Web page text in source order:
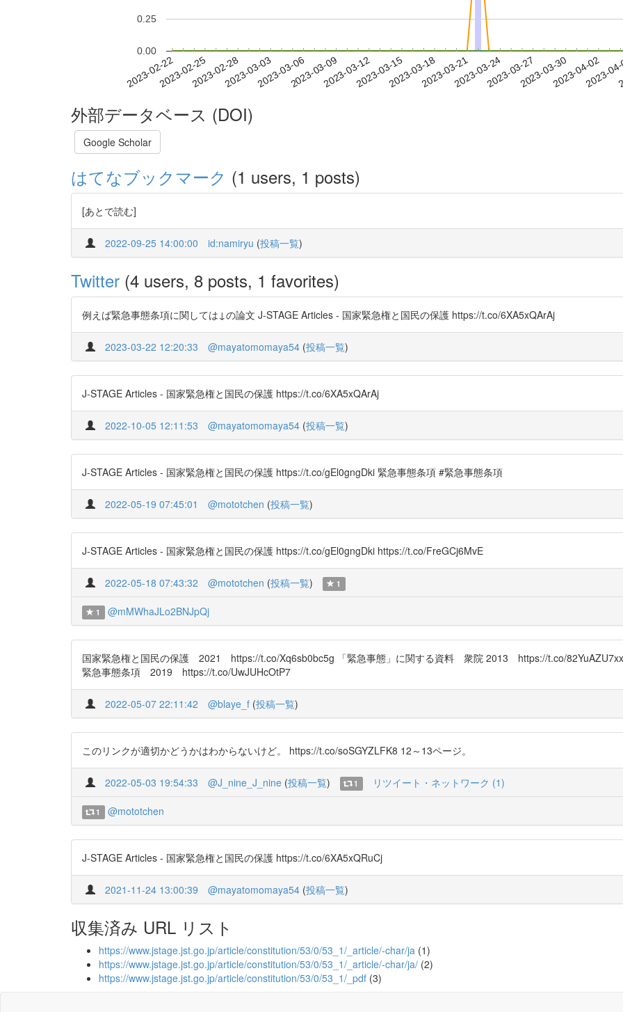
2023-02-222023-02-252023-02-282023-03-032023-03-062023-03-092023-03-122023-03-152023-03-182023-03-212023-03-242023-03-272023-03-302023-04-02
2023-
0.00
0.25
外部データベース (DOI)
Google Scholar
はてなブックマーク (1 users, 1 posts)
[あとで読む]
2022-09-25 14:00:00 id:namiryu (投稿一覧)
Twitter (4 users, 8 posts, 1 favorites)
例えば緊急事態条項に関しては↓の論文 J-STAGE Articles - 国家緊急権と国民の保護 https://t.co/6XA5xQArAj
2023-03-22 12:20:33 @mayatomomaya54 (投稿一覧)
J-STAGE Articles - 国家緊急権と国民の保護 https://t.co/6XA5xQArAj
2022-10-05 12:11:53 @mayatomomaya54 (投稿一覧)
J-STAGE Articles - 国家緊急権と国民の保護 https://t.co/gEl0gngDki 緊急事態条項 #緊急事態条項
2022-05-19 07:45:01 @mototchen (投稿一覧)
J-STAGE Articles - 国家緊急権と国民の保護 https://t.co/gEl0gngDki https://t.co/FreGCj6MvE
2022-05-18 07:43:32 @mototchen (投稿一覧) 1
1 @mMWhaJLo2BNJpQj
国家緊急権と国民の保護 2021 https://t.co/Xq6sb0bc5g 「緊急事態」に関する資料 衆院 2013 https://t.co/82YuAZU7xx
緊急事態条項 2019 https://t.co/UwJUHcOtP7
2022-05-07 22:11:42 @blaye_f (投稿一覧)
このリンクが適切かどうかはわからないけど。 https://t.co/soSGYZLFK8 12～13ページ。
2022-05-03 19:54:33 @J_nine_J_nine (投稿一覧) 1 リツイート・ネットワーク (1)
1 @mototchen
J-STAGE Articles - 国家緊急権と国民の保護 https://t.co/6XA5xQRuCj
2021-11-24 13:00:39 @mayatomomaya54 (投稿一覧)
収集済み URL リスト
https://www.jstage.jst.go.jp/article/constitution/53/0/53_1/_article/-char/ja (1)
https://www.jstage.jst.go.jp/article/constitution/53/0/53_1/_article/-char/ja/ (2)
https://www.jstage.jst.go.jp/article/constitution/53/0/53_1/_pdf (3)